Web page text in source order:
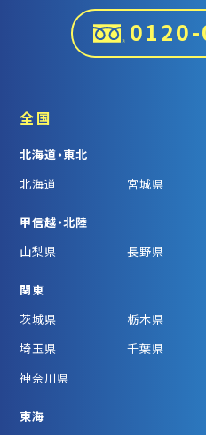
全国
北海道・東北
北海道
宮城県
甲信越・北陸
山梨県
長野県
関東
茨城県
栃木県
埼玉県
千葉県
神奈川県
東海